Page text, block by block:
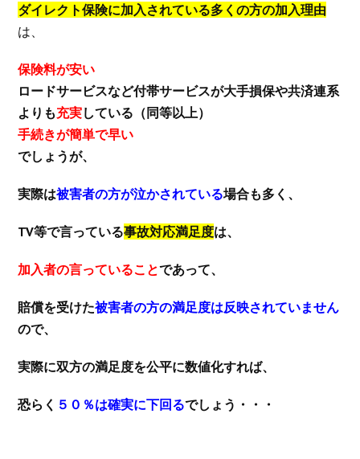
ダイレクト保険に加入されている多くの方の加入理由
は、
保険料が安い
ロードサービスなど付帯サービスが大手損保や共済連系
よりも充実している（同等以上）
手続きが簡単で早い
でしょうが、
実際は被害者の方が泣かされている場合も多く、
TV等で言っている事故対応満足度は、
加入者の言っていることであって、
賠償を受けた被害者の方の満足度は反映されていません
ので、
実際に双方の満足度を公平に数値化すれば、
恐らく ５０％は確実に下回るでしょう・・・